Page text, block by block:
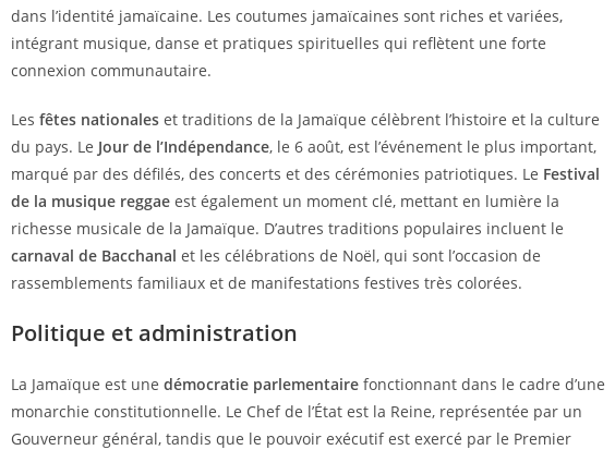
dans l’identité jamaïcaine. Les coutumes jamaïcaines sont riches et variées,
intégrant musique, danse et pratiques spirituelles qui reflètent une forte
connexion communautaire.
Les fêtes nationales et traditions de la Jamaïque célèbrent l’histoire et la culture
du pays. Le Jour de l’Indépendance, le 6 août, est l’événement le plus important,
marqué par des défilés, des concerts et des cérémonies patriotiques. Le Festival
de la musique reggae est également un moment clé, mettant en lumière la
richesse musicale de la Jamaïque. D’autres traditions populaires incluent le
carnaval de Bacchanal et les célébrations de Noël, qui sont l’occasion de
rassemblements familiaux et de manifestations festives très colorées.
Politique et administration
La Jamaïque est une démocratie parlementaire fonctionnant dans le cadre d’une
monarchie constitutionnelle. Le Chef de l’État est la Reine, représentée par un
Gouverneur général, tandis que le pouvoir exécutif est exercé par le Premier